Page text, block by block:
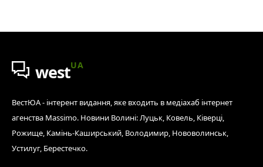
westUA
ВестЮА - інтерент видання, яке входить в медіахаб інтернет
агенства Massimo. Новини Волині: Луцьк, Ковель, Ківерці,
Рожище, Камінь-Каширський, Володимир, Нововолинськ,
Устилуг, Берестечко.